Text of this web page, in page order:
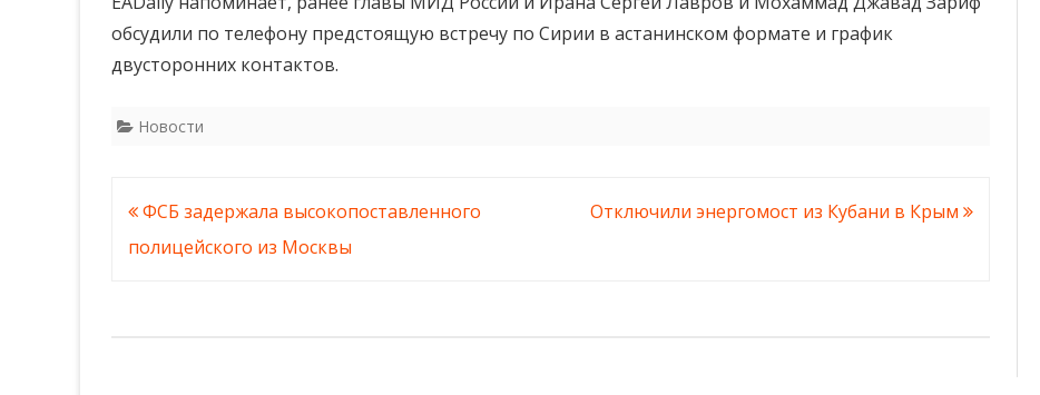
по ядерной
обсудили по телефону предстоящую встречу по Сирии в астанинском формате и график
двусторонних контактов.
Новости
Навигация
по
ФСБ задержала высокопоставленного
полицейского из Москвы
Отключили энергомост из Кубани в Крым